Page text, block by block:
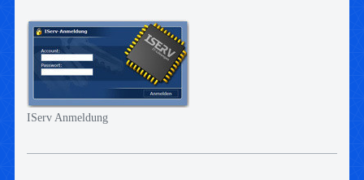
IServ Anmeldung